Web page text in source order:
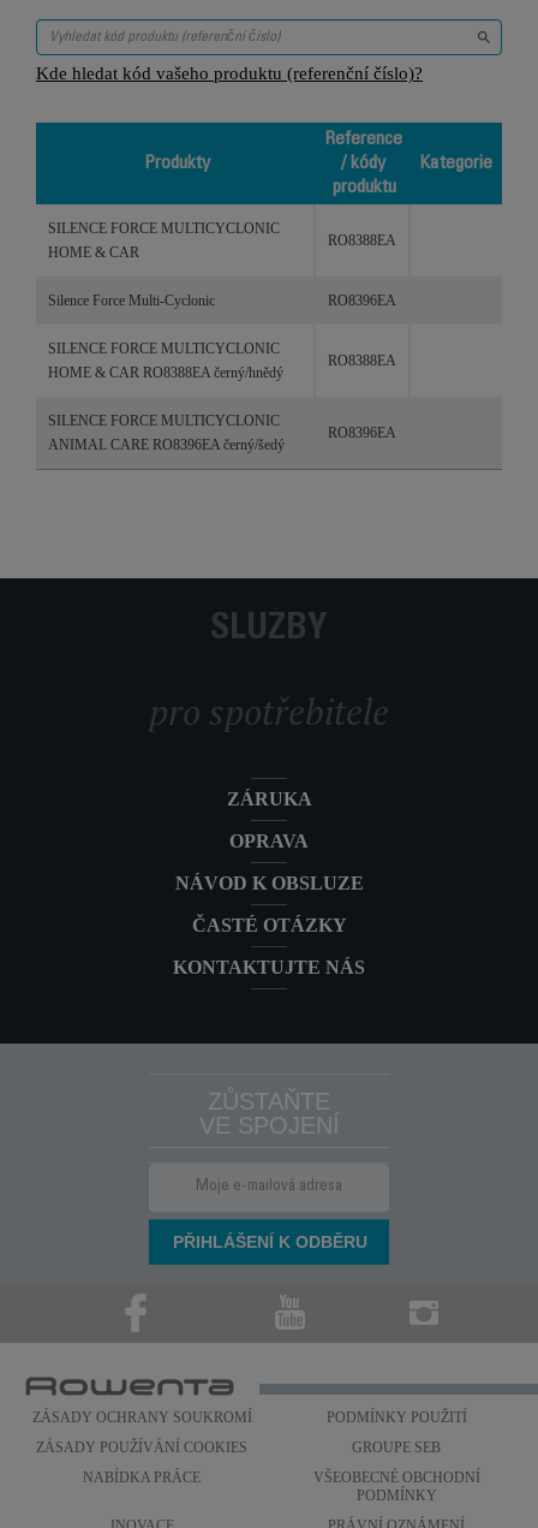
Kde hledat kód vašeho produktu (referenční číslo)?
Produkty
Reference
/ kódy
produktu
Kategorie
/ kódy
SILENCE FORCE MULTICYCLONIC
HOME & CAR
RO8388EA
Silence Force Multi-Cyclonic RO8396EA
SILENCE FORCE MULTICYCLONIC
HOME & CAR RO8388EA černý/hnědý
RO8388EA
SILENCE FORCE MULTICYCLONIC
ANIMAL CARE RO8396EA černý/šedý
RO8396EA
SLUŽBY
pro spotřebitele
ZÁRUKA
OPRAVA
NÁVOD K OBSLUZE
ČASTÉ OTÁZKY
KONTAKTUJTE NÁS
ZŮSTAŇTE
VE SPOJENÍ
ZÁSADY OCHRANY SOUKROMÍ
PODMÍNKY POUŽITÍ
ZÁSADY POUŽÍVÁNÍ COOKIES
GROUPE SEB
NABÍDKA PRÁCE
VŠEOBECNÉ OBCHODNÍ
PODMÍNKY